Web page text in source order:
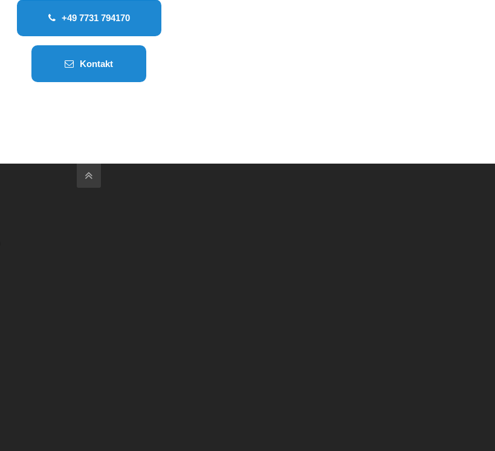
+49 7731 794170
Kontakt